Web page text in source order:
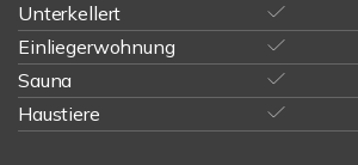
Unterkellert
Einliegerwohnung
Sauna
Haustiere